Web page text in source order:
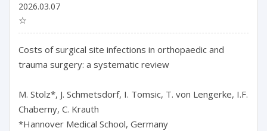
2026.03.07
☆
Costs of surgical site infections in orthopaedic and
trauma surgery: a systematic review
M. Stolz*, J. Schmetsdorf, I. Tomsic, T. von Lengerke, I.F.
Chaberny, C. Krauth
*Hannover Medical School, Germany